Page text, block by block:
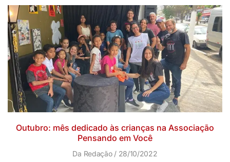
Outubro: mês dedicado às crianças na Associação
Pensando em Você
Da Redação 28/10/2022